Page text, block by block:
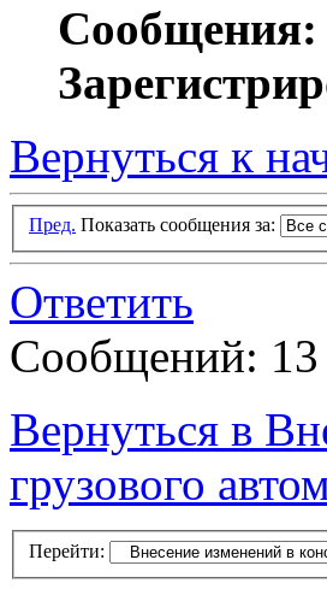
Сообщения:
Вернуться к
Пред. Показать сообщения за:
Ответить
Сообщений: 13
Вернуться в
грузового
Перейти: